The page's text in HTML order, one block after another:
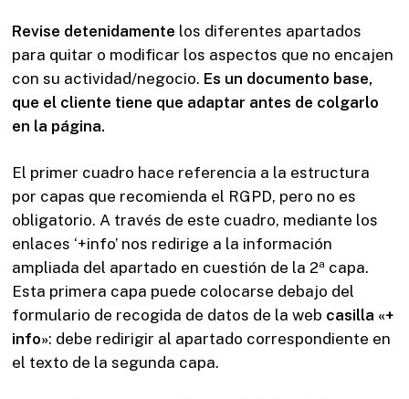
Revise detenidamente los diferentes apartados
para quitar o modificar los aspectos que no encajen
con su actividad/negocio. Es un documento base,
que el cliente tiene que adaptar antes de colgarlo
en la página.
El primer cuadro hace referencia a la estructura
por capas que recomienda el RGPD, pero no es
obligatorio. A través de este cuadro, mediante los
enlaces ‘+info’ nos redirige a la información
ampliada del apartado en cuestión de la 2ª capa.
Esta primera capa puede colocarse debajo del
formulario de recogida de datos de la web casilla «+
info»: debe redirigir al apartado correspondiente en
el texto de la segunda capa.